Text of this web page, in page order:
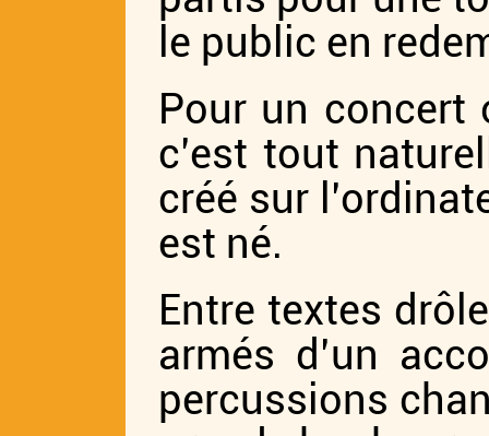
le public en
Pour un concert
c’est tout
créé sur
est né.
Entre textes
armés d’un
percussions